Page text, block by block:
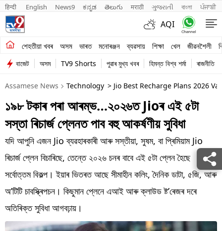
हिन्दी English News9 ಕನ್ನಡ తెలుగు मराठी ગુજરાતી বাংলা ਪੰਜਾਬੀ
AQI
শেহতীয়া খবৰ অসম ভাৰত মনোৰঞ্জন ব্যৱসায় শিক্ষা খেল জীৱনশৈলী
শেহতীয়া খবৰ
অসম
ভাৰত
মনোৰঞ্জন
ব্যৱসায়
শিক্ষা
খেল
জীৱনশৈলী
বিশ্ব
বাজেট অসম TV9 Shorts পুৱাৰ মুখ্য খবৰ হিমন্ত বিশ্ব শৰ্মা ৰাজনীতি
Assamese News Technology > Jio Best Recharge Plans 2026
১৯৮ টকাৰ পৰা আৰম্ভ…২০২৬ত Jioৰ এই ৫টা
সস্তা ৰিচাৰ্জ প্লেনত পাব বহু আকৰ্ষণীয় সুবিধা
যদি আপুনি এজন Jio ব্যৱহাৰকাৰী আৰু সস্তীয়া, সুষম, বা প্ৰিমিয়াম Jio
ৰিচাৰ্জ প্লেন বিচাৰিছে, তেন্তে ২০২৬ চনৰ বাবে এই ৫টা প্লেন হৈছে
সৰ্বোত্তম বিকল্প। ইয়াৰ ভিতৰত আছে সীমাহীন কলিং, দৈনিক ডাটা, ৫জি, আৰু
অ’টিটি চাবস্ক্ৰিপচন। কিছুমান প্লেনে এআই আৰু ক্লাউড ষ্ট’ৰেজৰ দৰে
অতিৰিক্ত সুবিধা আগবঢ়ায়।